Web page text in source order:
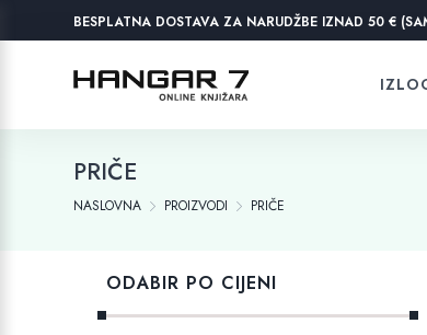
BESPLATNA DOSTAVA ZA NARUDŽBE IZNAD 50 €
PRIČE
NASLOVNA PROIZVODI PRIČE
ODABIR PO CIJENI